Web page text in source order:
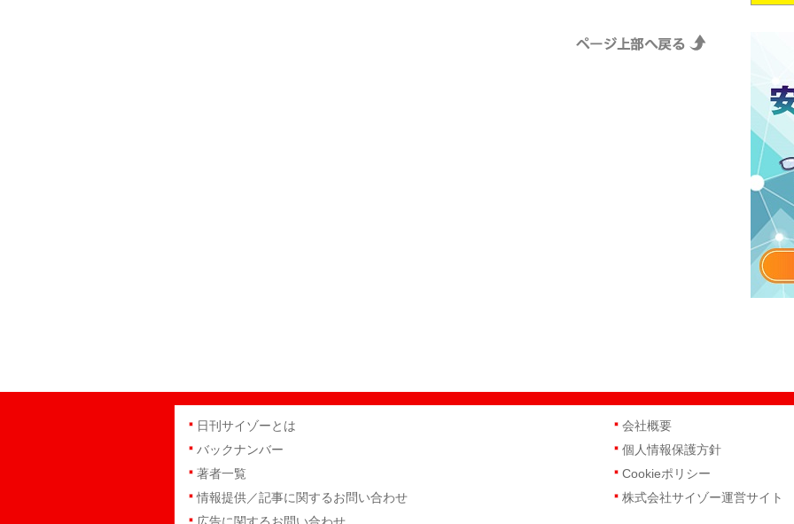
日刊サイゾーとは
バックナンバー
著者一覧
情報提供／記事に関するお問い合わせ
会社概要
個人情報保護方針
Cookieポリシー
株式会社サイゾー運営サイト